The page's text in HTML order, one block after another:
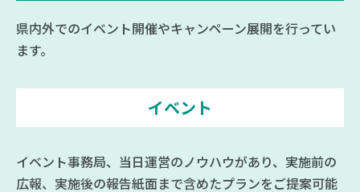
県内外でのイベント開催やキャンペーン展開を行ってい
ます。
イベント
イベント事務局、当日運営のノウハウがあり、実施前の
広報、実施後の報告紙面まで含めたプランをご提案可能